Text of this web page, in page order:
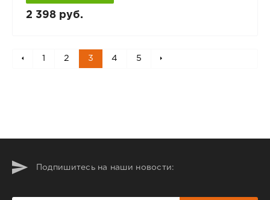
2 398 руб.
1 2 3 4 5
Подпишитесь на наши новости: